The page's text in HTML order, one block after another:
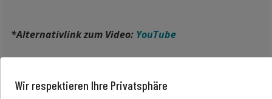
*Alternativlink zum Video: YouTube
An diesem Tag waren Amanda Jovanovic, Carina Kilinc
Wir respektieren Ihre Privatsphäre